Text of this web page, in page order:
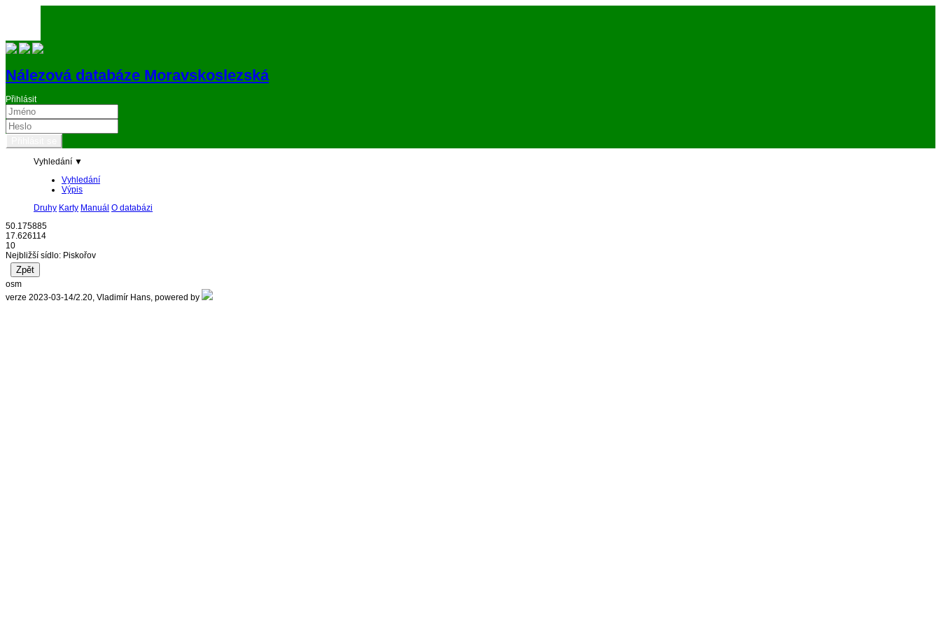
Nálezová databáze Moravskoslezská
Přihlásit
Vyhledání ▼
Vyhledání
Výpis
Druhy Karty Manuál O databázi
50.175885
17.626114
10
Nejbližší sídlo: Piskořov
osm
verze 2023-03-14/2.20, Vladimír Hans, powered by